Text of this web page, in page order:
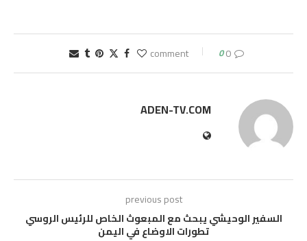
0 comment
0
ADEN-TV.COM
previous post
السفير الوحيشي يبحث مع المبعوث الخاص للرئيس الروسي
تطورات الاوضاع في اليمن